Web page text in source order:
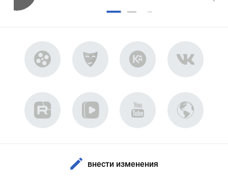
внести изменения